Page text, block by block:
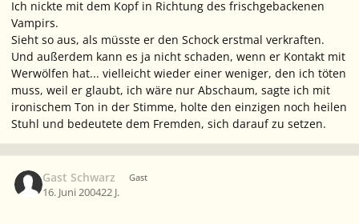
Ich nickte mit dem Kopf in Richtung des frischgebackenen
Vampirs.
Sieht so aus, als müsste er den Schock erstmal verkraften.
Und außerdem kann es ja nicht schaden, wenn er Kontakt mit
Werwölfen hat... vielleicht wieder einer weniger, den ich töten
muss, weil er glaubt, ich wäre nur Abschaum, sagte ich mit
ironischem Ton in der Stimme, holte den einzigen noch heilen
Stuhl und bedeutete dem Fremden, sich darauf zu setzen.
Gast Schwarz Gast
16. Juni 200422 J.